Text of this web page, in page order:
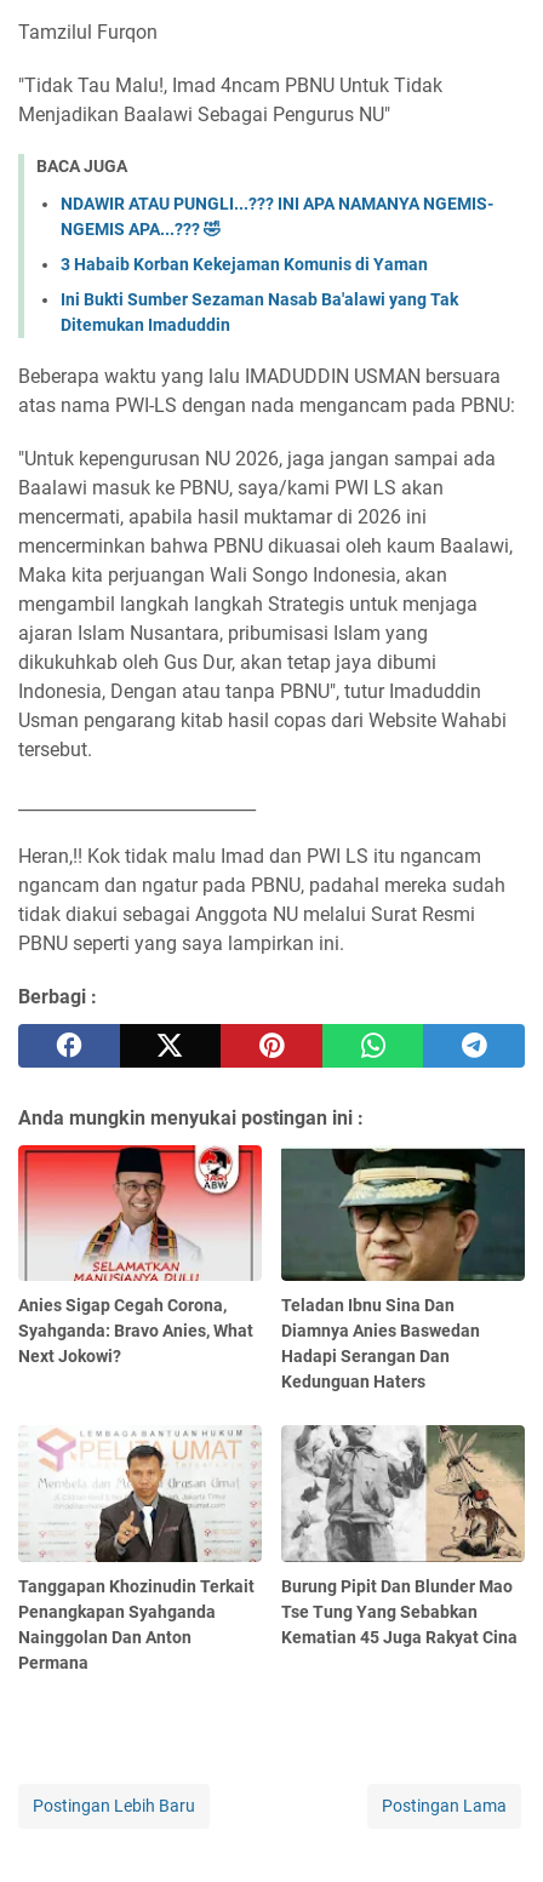
Tamzilul Furqon
"Tidak Tau Malu!, Imad 4ncam PBNU Untuk Tidak
Menjadikan Baalawi Sebagai Pengurus NU"
BACA JUGA
NDAWIR ATAU PUNGLI...??? INI APA NAMANYA NGEMIS-
NGEMIS APA...??? 🤣
3 Habaib Korban Kekejaman Komunis di Yaman
Ini Bukti Sumber Sezaman Nasab Ba'alawi yang Tak
Ditemukan Imaduddin
Beberapa waktu yang lalu IMADUDDIN USMAN bersuara
atas nama PWI-LS dengan nada mengancam pada PBNU:
"Untuk kepengurusan NU 2026, jaga jangan sampai ada
Baalawi masuk ke PBNU, saya/kami PWI LS akan
mencermati, apabila hasil muktamar di 2026 ini
mencerminkan bahwa PBNU dikuasai oleh kaum Baalawi,
Maka kita perjuangan Wali Songo Indonesia, akan
mengambil langkah langkah Strategis untuk menjaga
ajaran Islam Nusantara, pribumisasi Islam yang
dikukuhkab oleh Gus Dur, akan tetap jaya dibumi
Indonesia, Dengan atau tanpa PBNU", tutur Imaduddin
Usman pengarang kitab hasil copas dari Website Wahabi
tersebut.
Heran,!! Kok tidak malu Imad dan PWI LS itu ngancam
ngancam dan ngatur pada PBNU, padahal mereka sudah
tidak diakui sebagai Anggota NU melalui Surat Resmi
PBNU seperti yang saya lampirkan ini.
Berbagi :
Anda mungkin menyukai postingan ini :
Anies Sigap Cegah Corona,
Syahganda: Bravo Anies, What
Next Jokowi?
Teladan Ibnu Sina Dan
Diamnya Anies Baswedan
Hadapi Serangan Dan
Kedunguan Haters
Tanggapan Khozinudin Terkait
Penangkapan Syahganda
Nainggolan Dan Anton
Permana
Burung Pipit Dan Blunder Mao
Tse Tung Yang Sebabkan
Kematian 45 Juga Rakyat Cina
Postingan Lebih Baru Postingan Lama